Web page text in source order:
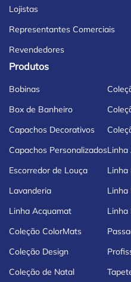
Lojistas
Representantes Comerciais
Revendedores
Produtos
Bobinas
Box de Banheiro
Capachos Decorativos
Capachos Personalizados
Escorredor de Louça
Lavanderia
Linha Acquamat
Coleção ColorMats
Coleção Design
Coleção de Natal
Linha
Linha
Linha